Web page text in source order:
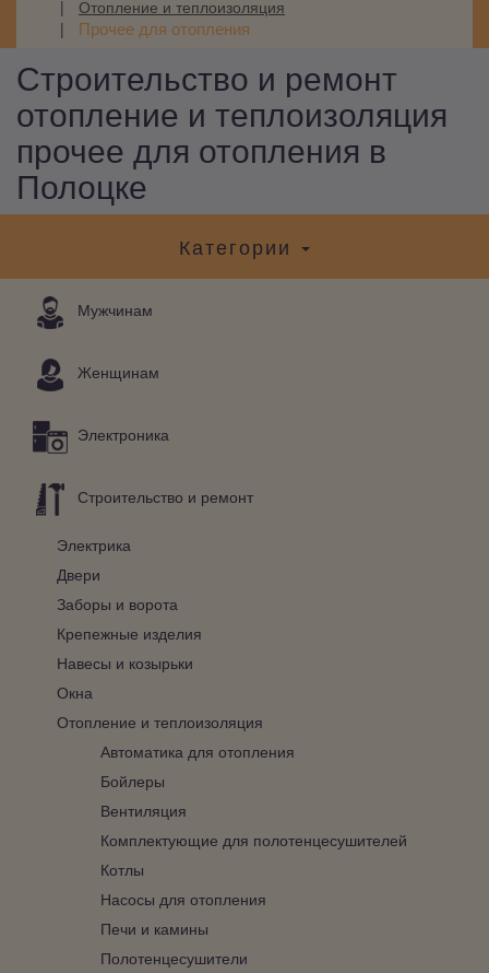
Отопление и теплоизоляция
Прочее для отопления
Строительство и ремонт
отопление и теплоизоляция
прочее для отопления в
Полоцке
Категории
Мужчинам
Женщинам
Электроника
Строительство и ремонт
Электрика
Двери
Заборы и ворота
Крепежные изделия
Навесы и козырьки
Окна
Отопление и теплоизоляция
Автоматика для отопления
Бойлеры
Вентиляция
Комплектующие для полотенцесушителей
Котлы
Насосы для отопления
Печи и камины
Полотенцесушители